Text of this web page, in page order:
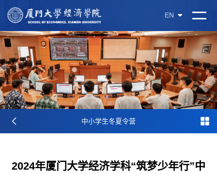
EN
中小学生冬夏令营
2024年厦门大学经济学科“筑梦少年行”中